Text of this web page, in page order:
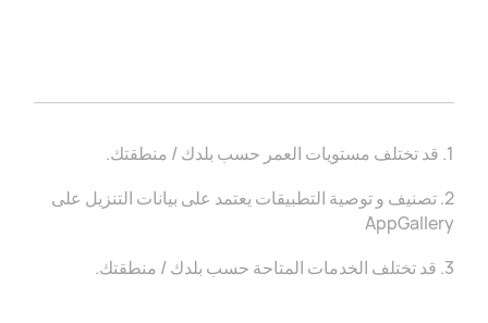
1. قد تختلف مستويات العمر حسب بلدك / منطقتك.
2. تصنيف و توصية التطبيقات يعتمد على بيانات التنزيل على
AppGallery
3. قد تختلف الخدمات المتاحة حسب بلدك / منطقتك.